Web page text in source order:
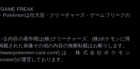
FREAK
Pokémonは任天堂・クリーチャーズ・ゲームフリークの
る内容の著作権は(株)クリーチャーズ、(株)ポケモンに帰
載された画像その他の内容の無断転載はお断りします。
card.com/)は、株式会社ポケモン
)が運営しております。